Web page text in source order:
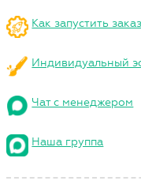
Как запустить
Индивидуальный
Чат с менеджером
Наша группа